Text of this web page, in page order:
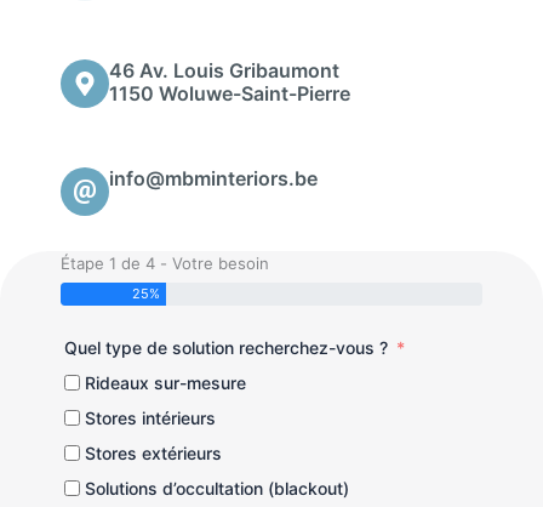
46 Av. Louis Gribaumont
1150 Woluwe-Saint-Pierre
info@mbminteriors.be
Étape 1 de 4 - Votre besoin
25%
Quel type de solution recherchez-vous ?
Rideaux sur-mesure
Stores intérieurs
Stores extérieurs
Solutions d’occultation (blackout)